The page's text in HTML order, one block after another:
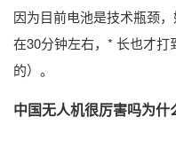
因为目前电池是技术瓶颈
在30分钟左右，* 长也才
的）。
中国无人机很厉害吗为什